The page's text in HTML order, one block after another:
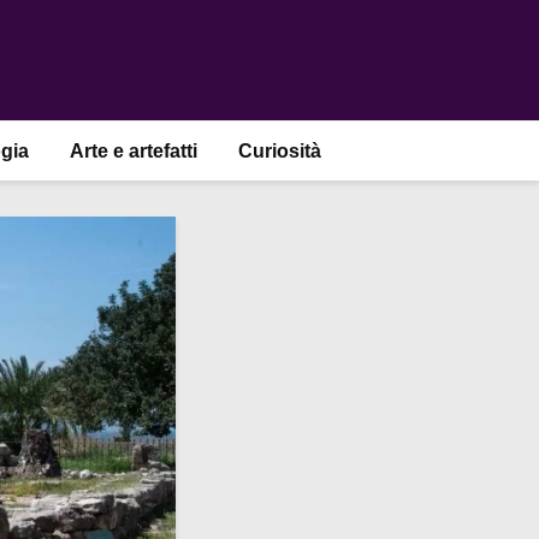
Arte e artefatti Curiosità